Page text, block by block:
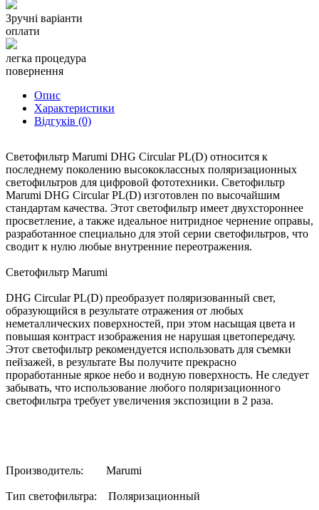
Резьба светофильтров серии DHG имеет тефлоновое
покрытие. Весь цикл производства светофильтров Marumi
осуществляется в Японии.
Светофильтр Marumi
DHG Circular PL(D) подойдет для защиты дорогой цифровой
фототехники.
Зручні варіанти
оплати
легка процедура
повернення
Опис
Характеристики
Відгуків (0)
Светофильтр Marumi DHG Circular PL(D) относится к
последнему поколению высококлассных поляризационных
светофильтров для цифровой фототехники. Светофильтр
Marumi DHG Circular PL(D) изготовлен по высочайшим
стандартам качества. Этот светофильтр имеет двухстороннее
просветление, а также идеальное нитридное чернение оправы,
разработанное специально для этой серии светофильтров, что
сводит к нулю любые внутренние переотражения.
Светофильтр Marumi
DHG Circular PL(D) преобразует поляризованный свет,
образующийся в результате отражения от любых
неметаллических поверхностей, при этом насыщая цвета и
повышая контраст изображения не нарушая цветопередачу.
Этот светофильтр рекомендуется использовать для съемки
пейзажей, в результате Вы получите прекрасно
проработанные яркое небо и водную поверхность. Не следует
забывать, что использование любого поляризационного
светофильтра требует увеличения экспозиции в 2 раза.
оптического стекла, закрепленного через герметичную
прокладку, тонкая оправа позволяет использовать сверх
широкоугольные объективы. Несмотря на это, Вы можете
использовать крышку для объектива и внешнюю бленду.
Производитель: Marumi
Тип светофильтра: Поляризационный